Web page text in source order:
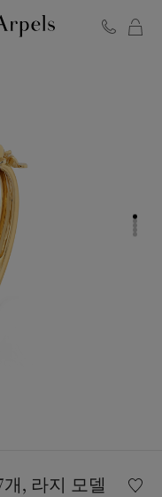
, 라지 모델
위